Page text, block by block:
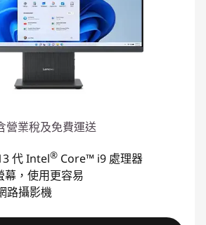
營業稅及免費運送
代 Intel® Core™ i9 處理器
幕，使用更容易
路攝影機